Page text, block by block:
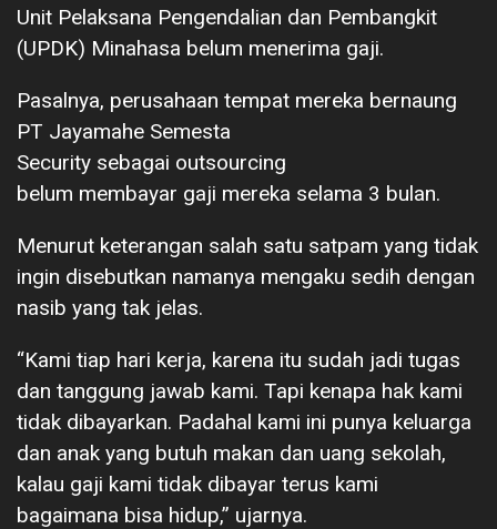
Unit Pelaksana Pengendalian dan Pembangkit
(UPDK) Minahasa belum menerima gaji.
Pasalnya, perusahaan tempat mereka bernaung
PT Jayamahe Semesta
Security sebagai outsourcing
belum membayar gaji mereka selama 3 bulan.
Menurut keterangan salah satu satpam yang tidak
ingin disebutkan namanya mengaku sedih dengan
nasib yang tak jelas.
“Kami tiap hari kerja, karena itu sudah jadi tugas
dan tanggung jawab kami. Tapi kenapa hak kami
tidak dibayarkan. Padahal kami ini punya keluarga
dan anak yang butuh makan dan uang sekolah,
kalau gaji kami tidak dibayar terus kami
bagaimana bisa hidup,” ujarnya.